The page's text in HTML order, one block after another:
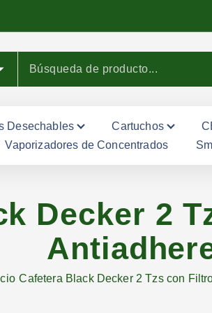
Desechables Cartuchos
Vaporizadores de Concentrados
Decker 2
Cafetera Black Decker 2 Tzs con